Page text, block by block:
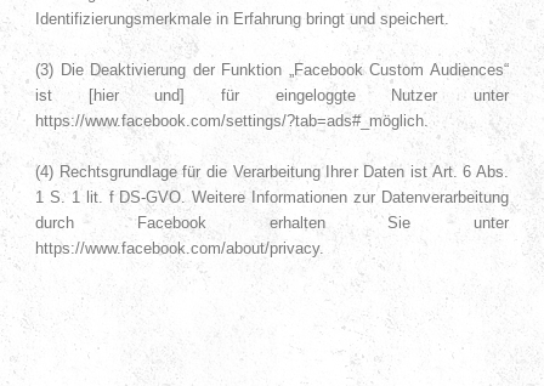
Identifizierungsmerkmale in Erfahrung bringt und speichert.
(3) Die Deaktivierung der Funktion „Facebook Custom Audiences“
ist [hier und] für eingeloggte Nutzer unter
https://www.facebook.com/settings/?tab=ads#_möglich.
(4) Rechtsgrundlage für die Verarbeitung Ihrer Daten ist Art. 6 Abs.
1 S. 1 lit. f DS-GVO. Weitere Informationen zur Datenverarbeitung
durch Facebook erhalten Sie unter
https://www.facebook.com/about/privacy.